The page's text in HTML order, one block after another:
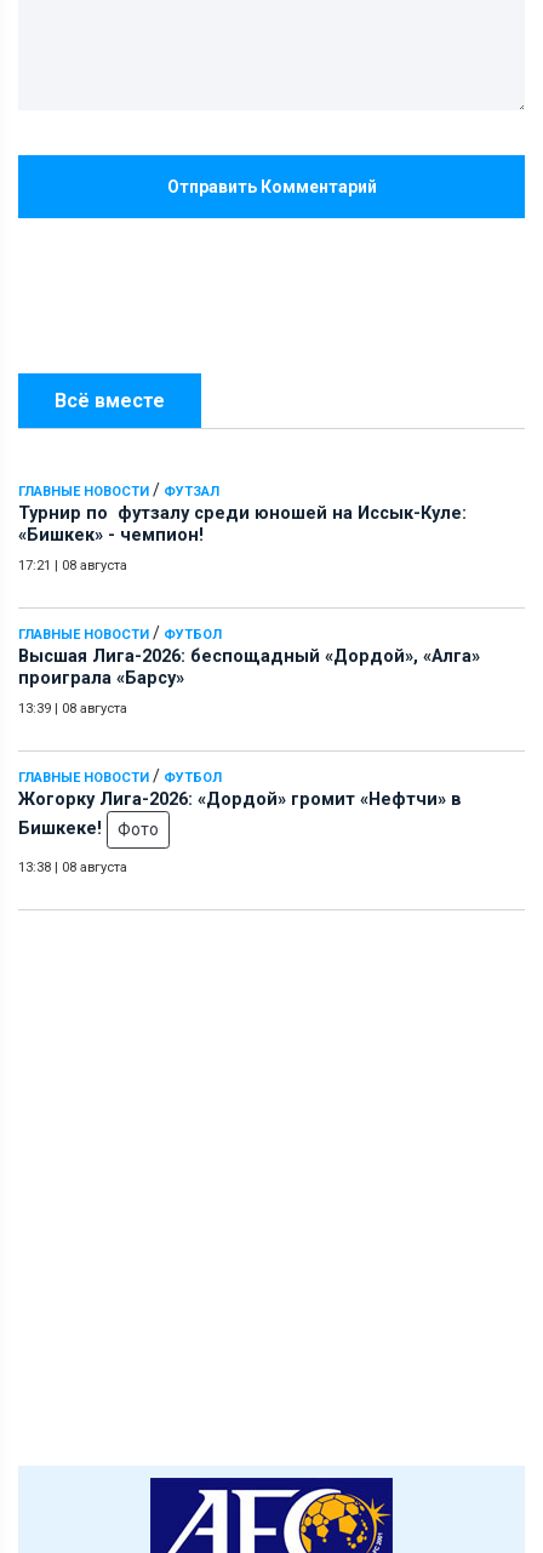
Всё вместе
ГЛАВНЫЕ НОВОСТИ / ФУТЗАЛ
Турнир по футзалу среди юношей на Иссык-Куле:
«Бишкек» - чемпион!
17:21 | 08 августа
ГЛАВНЫЕ НОВОСТИ / ФУТБОЛ
Высшая Лига-2026: беспощадный «Дордой», «Алга»
проиграла «Барсу»
13:39 | 08 августа
ГЛАВНЫЕ НОВОСТИ / ФУТБОЛ
Жогорку Лига-2026: «Дордой» громит «Нефтчи» в
Бишкеке!
Фото
13:38 | 08 августа
Отправить Комментарий